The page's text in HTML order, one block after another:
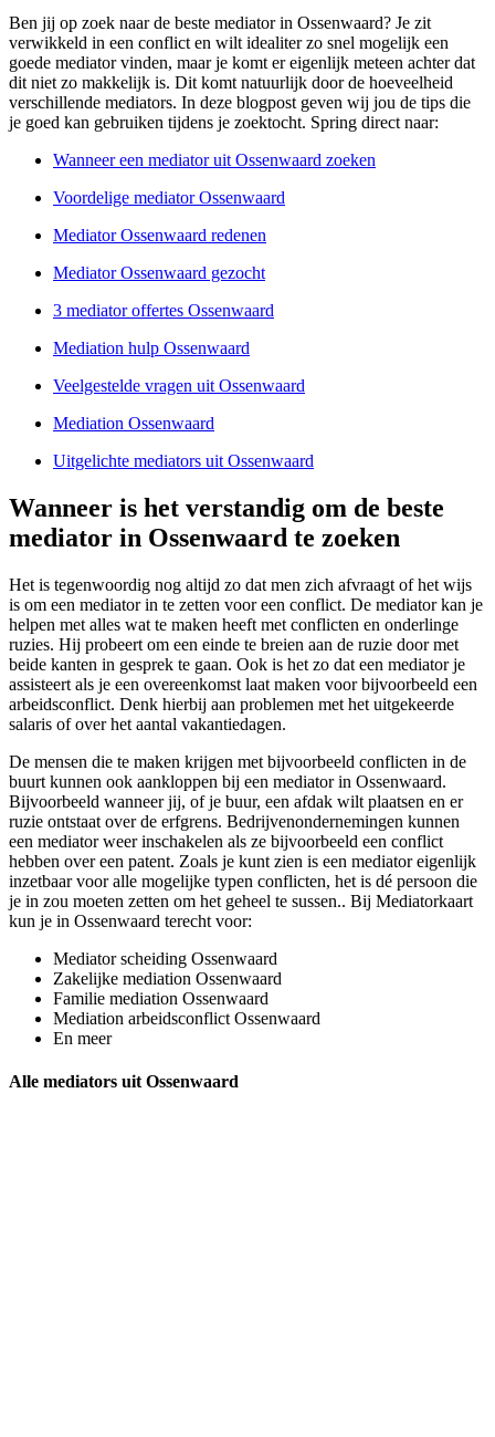
Ben jij op zoek naar de beste mediator in Ossenwaard? Je zit
verwikkeld in een conflict en wilt idealiter zo snel mogelijk een
goede mediator vinden, maar je komt er eigenlijk meteen achter dat
dit niet zo makkelijk is. Dit komt natuurlijk door de hoeveelheid
verschillende mediators. In deze blogpost geven wij jou de tips die
je goed kan gebruiken tijdens je zoektocht. Spring direct naar:
Wanneer een mediator uit Ossenwaard zoeken
Voordelige mediator Ossenwaard
Mediator Ossenwaard redenen
Mediator Ossenwaard gezocht
3 mediator offertes Ossenwaard
Mediation hulp Ossenwaard
Veelgestelde vragen uit Ossenwaard
Mediation Ossenwaard
Uitgelichte mediators uit Ossenwaard
Wanneer is het verstandig om de beste
mediator in Ossenwaard te zoeken
Het is tegenwoordig nog altijd zo dat men zich afvraagt of het wijs
is om een mediator in te zetten voor een conflict. De mediator kan je
helpen met alles wat te maken heeft met conflicten en onderlinge
ruzies. Hij probeert om een einde te breien aan de ruzie door met
beide kanten in gesprek te gaan. Ook is het zo dat een mediator je
assisteert als je een overeenkomst laat maken voor bijvoorbeeld een
arbeidsconflict. Denk hierbij aan problemen met het uitgekeerde
salaris of over het aantal vakantiedagen.
De mensen die te maken krijgen met bijvoorbeeld conflicten in de
buurt kunnen ook aankloppen bij een mediator in Ossenwaard.
Bijvoorbeeld wanneer jij, of je buur, een afdak wilt plaatsen en er
ruzie ontstaat over de erfgrens. Bedrijvenondernemingen kunnen
een mediator weer inschakelen als ze bijvoorbeeld een conflict
hebben over een patent. Zoals je kunt zien is een mediator eigenlijk
inzetbaar voor alle mogelijke typen conflicten, het is dé persoon die
je in zou moeten zetten om het geheel te sussen.. Bij Mediatorkaart
kun je in Ossenwaard terecht voor:
Mediator scheiding Ossenwaard
Zakelijke mediation Ossenwaard
Familie mediation Ossenwaard
Mediation arbeidsconflict Ossenwaard
En meer
Alle mediators uit Ossenwaard